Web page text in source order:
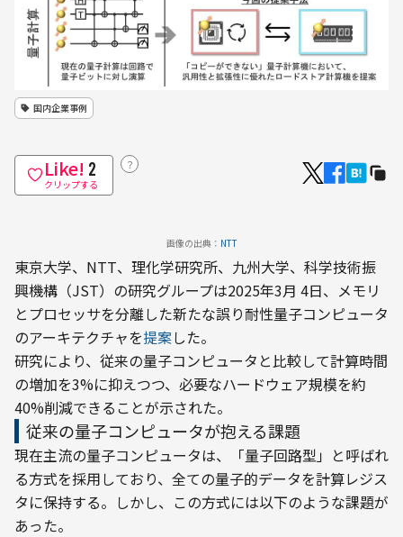
国内企業事例
Like! 2
クリップする
？
画像の出典： NTT
東京大学、NTT、理化学研究所、九州大学、科学技術振
興機構（JST）の研究グループは2025年3月 4日、メモリ
とプロセッサを分離した新たな誤り耐性量子コンピュータ
のアーキテクチャを提案した。
研究により、従来の量子コンピュータと比較して計算時間
の増加を3%に抑えつつ、必要なハードウェア規模を約
40%削減できることが示された。
従来の量子コンピュータが抱える課題
現在主流の量子コンピュータは、「量子回路型」と呼ばれ
る方式を採用しており、全ての量子的データを計算レジス
タに保持する。しかし、この方式には以下のような課題が
あった。